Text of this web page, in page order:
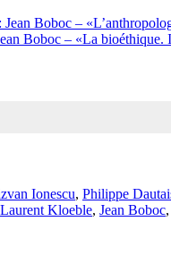
Boboc –
Boboc – «La
Ionescu, Philippe
Laurent Kloeble, Jean Boboc,